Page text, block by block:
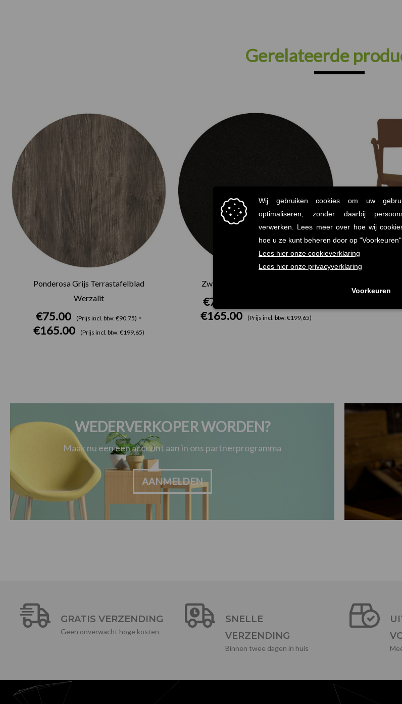
Gerelateerde
Ponderosa Grijs Terrastafelblad
Werzalit
€75.00 (Prijs incl. btw: €90,75) -
€165.00 (Prijs incl. btw: €199,65)
€165.00
Zwart Terrastafelblad Werzalit
€75.00
€165.00 (Prijs incl. btw: €199,65)
tot
€165.00
WEDERVERKOPER WORDEN?
Maak nu een een account aan in ons partnerprogramma
AANMELDEN
GRATIS VERZENDING
Geen onverwacht hoge kosten
SNELLE
VERZENDING
Binnen twee dagen in huis